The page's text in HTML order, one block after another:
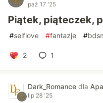
paź 17 '25
Piątek, piąteczek,
#selflove #fantazje #
2 1
Dark_Romance dla
lip 28 '25